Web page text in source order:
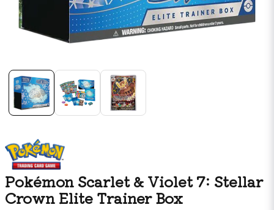
Pokémon Scarlet & Violet 7: Stellar
Crown Elite Trainer Box